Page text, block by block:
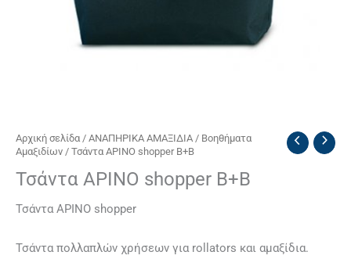
Αρχική σελίδα / ΑΝΑΠΗΡΙΚΑ ΑΜΑΞΙΔΙΑ / Βοηθήματα
Αμαξιδίων / Τσάντα APINO shopper B+B
Τσάντα APINO shopper B+B
Τσάντα APINO shopper
Τσάντα πολλαπλών χρήσεων για rollators και αμαξίδια.